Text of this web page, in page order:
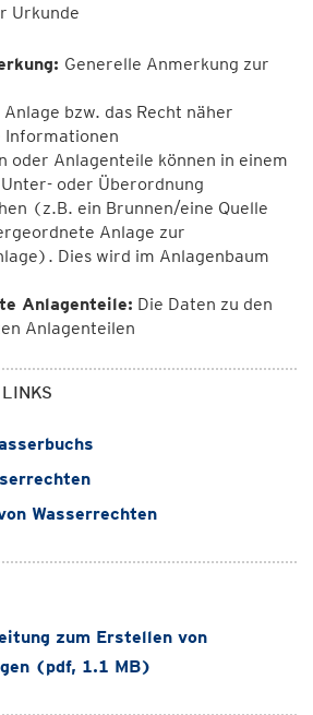
Urkunde
Generelle Anmerkung zur
Anlage bzw. das Recht näher
Informationen
oder Anlagenteile können in einem
oder Überordnung
(z.B. ein Brunnen/eine Quelle
Anlage zur
Dies wird im Anlagenbaum
Anlagenteile: Die Daten zu den
Anlagenteilen
Wasserrechten
zum Erstellen von
(pdf, 1.1 MB)